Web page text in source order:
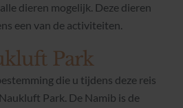
dieren mogelijk. Deze dieren
een van de activiteiten.
Park
die u tijdens deze reis
Park. De Namib is de